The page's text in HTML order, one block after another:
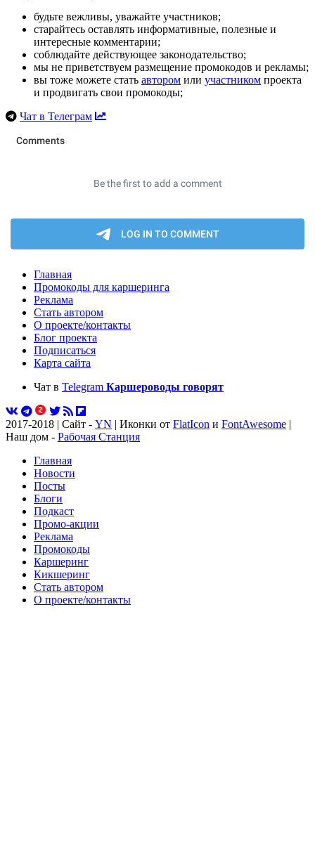
будьте вежливы, уважайте участников;
старайтесь оставлять информативные, полезные и
интересные комментарии;
соблюдайте действующее законодательство;
мы не приветствуем размещение промокодов и рекламы;
вы тоже можете стать автором или участником проекта
и продвигать свои промокоды;
Чат в Телеграм
Главная
Промокоды для каршеринга
Реклама
Стать автором
О проекте/контакты
Блог проекта
Подписаться
Карта сайта
Чат в Telegram Каршероводы говорят
2017-2018 | Сайт - YN | Иконки от FlatIcon и FontAwesome |
Наш дом - Рабочая Станция
Главная
Новости
Посты
Блоги
Подкаст
Промо-акции
Реклама
Промокоды
Каршеринг
Кикшеринг
Стать автором
О проекте/контакты